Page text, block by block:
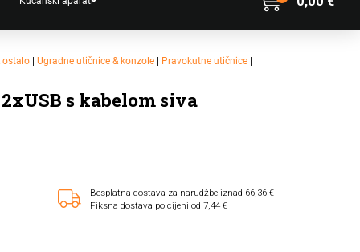
ostalo |Ugradne utičnice & konzole | Pravokutne utičnice |
s kabelom siva
Besplatna dostava za narudžbe iznad 66,36 €
Fiksna dostava po cijeni od 7,44 €